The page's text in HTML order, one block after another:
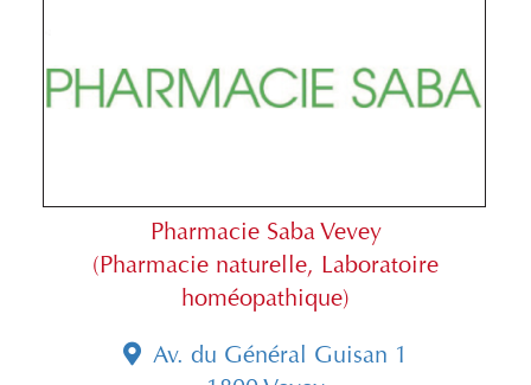
Pharmacie Saba Vevey
(Pharmacie naturelle, Laboratoire
homéopathique)
Av. du Général Guisan 1